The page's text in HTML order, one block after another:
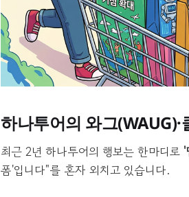
하나투어의 와그(WAUG)·
최근 2년 하나투어의 행보는 한마디로 '
폼'입니다"를 혼자 외치고 있습니다.